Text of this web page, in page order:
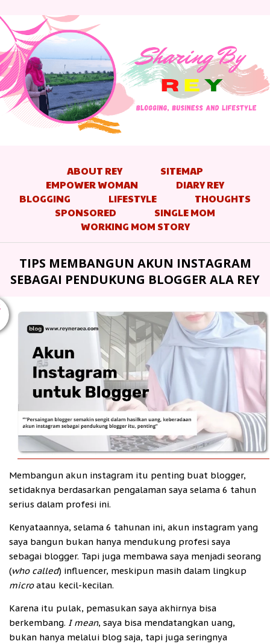
ABOUT REY
SITEMAP
EMPOWER WOMAN
DIARY REY
BLOGGING
LIFESTYLE
THOUGHTS
SPONSORED
SINGLE MOM
WORKING MOM STORY
TIPS MEMBANGUN AKUN INSTAGRAM
SEBAGAI PENDUKUNG BLOGGER ALA REY
Membangun akun instagram itu penting buat blogger,
setidaknya berdasarkan pengalaman saya selama 6 tahun
serius dalam profesi ini.
Kenyataannya, selama 6 tahunan ini, akun instagram yang
saya bangun bukan hanya mendukung profesi saya
sebagai blogger. Tapi juga membawa saya menjadi seorang
(who called) influencer, meskipun masih dalam lingkup
microatau kecil-kecilan.
Karena itu pulak, pemasukan saya akhirnya bisa
berkembang. I mean, saya bisa mendatangkan uang,
bukan hanya melalui blog saja, tapi juga seringnya